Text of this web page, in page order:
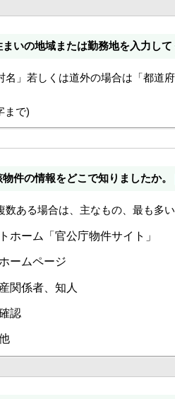
まいの地域または勤務地を入力して
名」若しくは道外の場合は「都道
まで)
物件の情報をどこで知りましたか。
数ある場合は、主なもの、最も多
ホーム「官公庁物件サイト」
ームページ
関係者、知人
認